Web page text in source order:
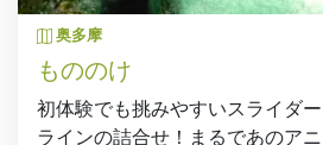
奥多摩
もののけ
初体験でも挑みやすいスライダ
ラインの詰合せ！まるであのア